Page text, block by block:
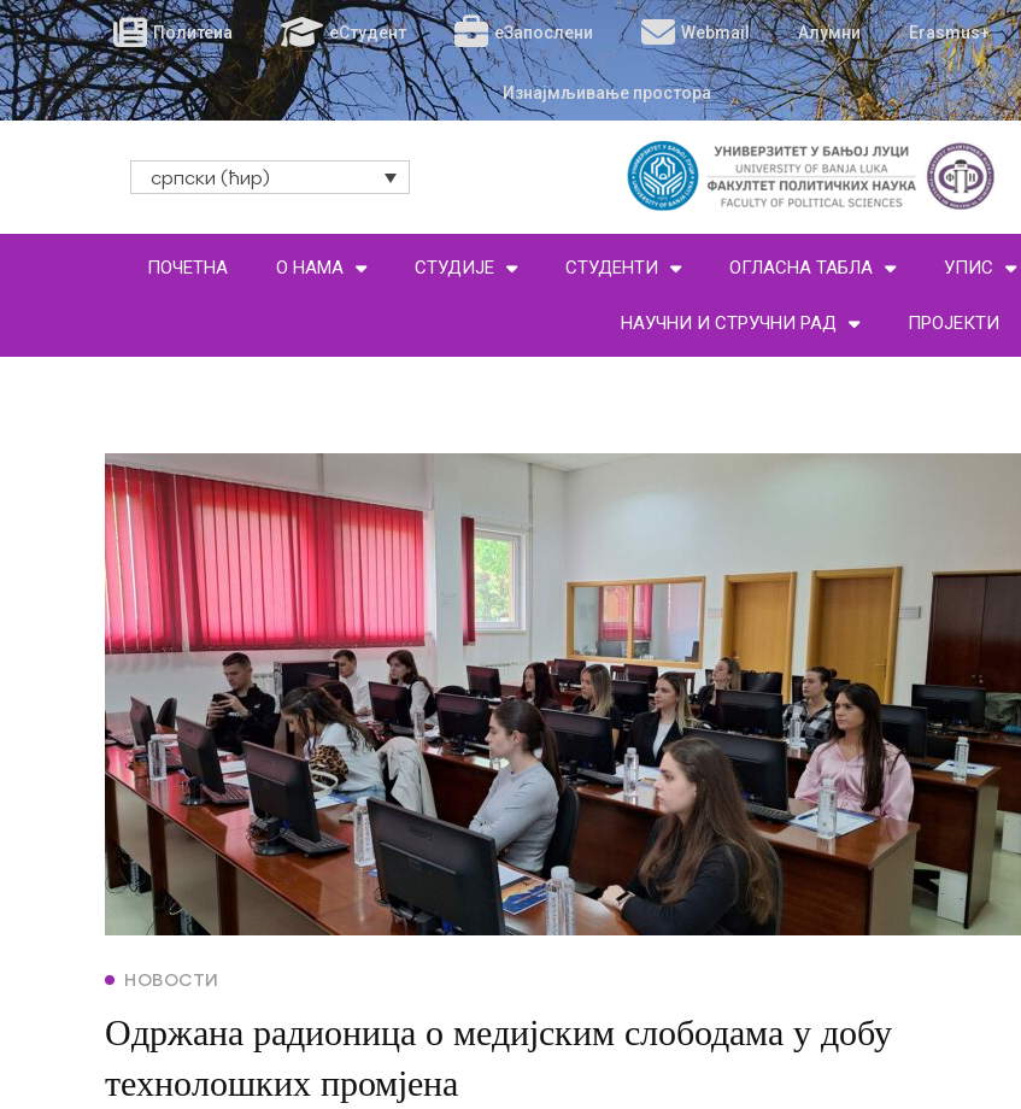
Политеиа еСтудент еЗапослени Webmail Алумни Erasmus+
Изнајмљивање простора
српски (ћир)
ПОЧЕТНА О НАМА СТУДИЈЕ СТУДЕНТИ ОГЛАСНА ТАБЛА УПИС
НАУЧНИ И СТРУЧНИ РАД ПРОЈЕКТИ
НОВОСТИ
Одржана радионица о медијским слободама у добу
технолошких промјена